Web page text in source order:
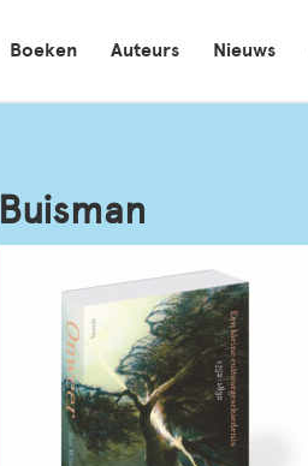
Boeken Auteurs Nieuws
Buisman